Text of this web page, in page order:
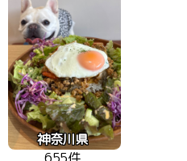
神奈川県